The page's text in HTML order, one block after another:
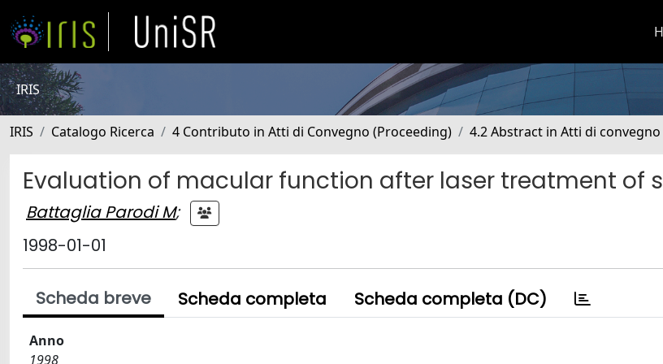
IRIS
IRIS Catalogo Ricerca 4 Contributo in Atti di Convegno (Proceeding) 4.2 Abstract in Atti di convegno
Evaluation of macular function after laser treatment of
Battaglia Parodi M;
1998-01-01
Scheda breve Scheda completa Scheda completa (DC)
Anno
1998